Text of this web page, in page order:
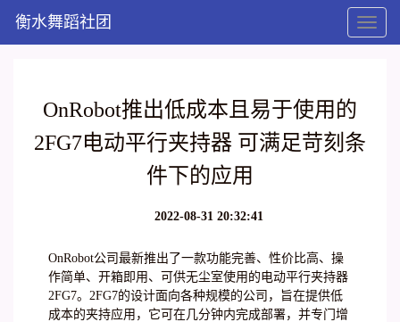
Toggle
衡水舞蹈社团
OnRobot推出低成本且易于使用的
2FG7电动平行夹持器 可满足苛刻条
件下的应用
2022-08-31 20:32:41
OnRobot公司最新推出了一款功能完善、性价比高、操
作简单、开箱即用、可供无尘室使用的电动平行夹持器
2FG7。2FG7的设计面向各种规模的公司，旨在提供低
成本的夹持应用，它可在几分钟内完成部署，并专门增